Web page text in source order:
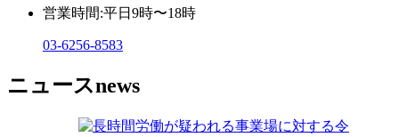
営業時間:平日9時〜18時
03-6256-8583
ニュースnews